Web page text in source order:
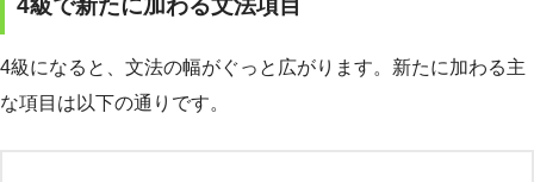
4級になると、文法の幅がぐっと広がります。新たに加わる主
な項目は以下の通りです。